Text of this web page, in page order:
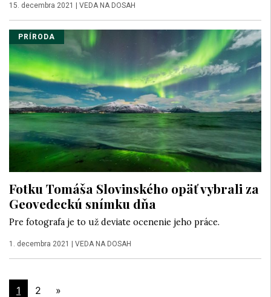
15. decembra 2021 | VEDA NA DOSAH
PRÍRODA
Fotku Tomáša Slovinského opäť vybrali za
Geovedeckú snímku dňa
Pre fotografa je to už deviate ocenenie jeho práce.
1. decembra 2021 | VEDA NA DOSAH
1 2 »